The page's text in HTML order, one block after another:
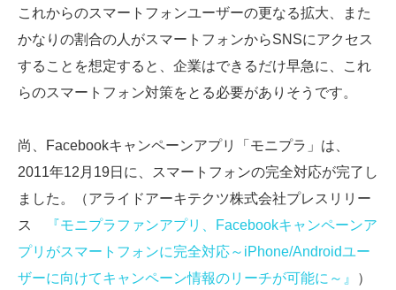
これからのスマートフォンユーザーの更なる拡大、また
かなりの割合の人がスマートフォンからSNSにアクセス
することを想定すると、企業はできるだけ早急に、これ
らのスマートフォン対策をとる必要がありそうです。
尚、Facebookキャンペーンアプリ「モニプラ」は、
2011年12月19日に、スマートフォンの完全対応が完了し
ました。（アライドアーキテクツ株式会社プレスリリー
ス
『モニプラファンアプリ、Facebookキャンペーンア
プリがスマートフォンに完全対応～iPhone/Androidユー
ザーに向けてキャンペーン情報のリーチが可能に～』
）